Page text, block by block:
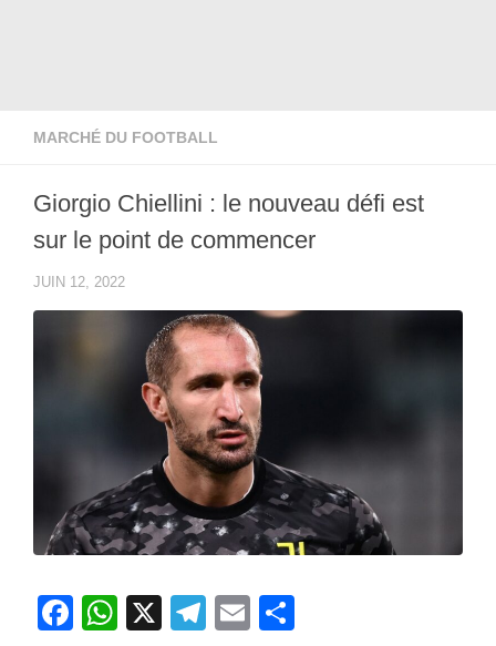
MARCHÉ DU FOOTBALL
Giorgio Chiellini : le nouveau défi est
sur le point de commencer
JUIN 12, 2022
Facebook
WhatsApp
X Telegram
Email